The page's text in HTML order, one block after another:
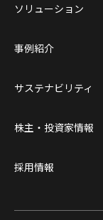
ソリューション
事例紹介
サステナビリティ
株主・投資家情報
採用情報